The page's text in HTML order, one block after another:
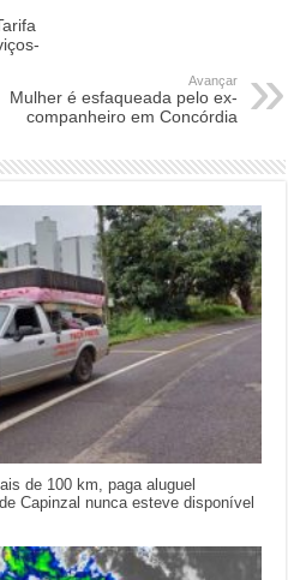
Avançar
Mulher é esfaqueada pelo ex-
companheiro em Concórdia
de 100 km, paga aluguel
Capinzal nunca esteve disponível